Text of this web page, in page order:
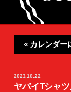
« カレンダー
2023.10.22
ヤバイTシャ